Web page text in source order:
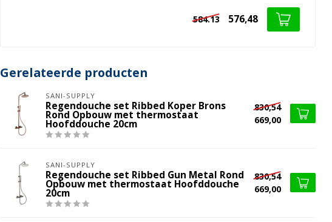
584.13 576,48
Gerelateerde producten
SANI-SUPPLY
Regendouche set Ribbed Koper Brons
Rond Opbouw met thermostaat
Hoofddouche 20cm
830,54
669,00
SANI-SUPPLY
Regendouche set Ribbed Gun Metal Rond
Opbouw met thermostaat Hoofddouche
20cm
830,54
669,00